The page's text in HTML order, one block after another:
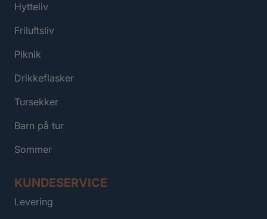
Hytteliv
Friluftsliv
Piknik
Drikkeflasker
Tursekker
Barn på tur
Sommer
KUNDESERVICE
Levering